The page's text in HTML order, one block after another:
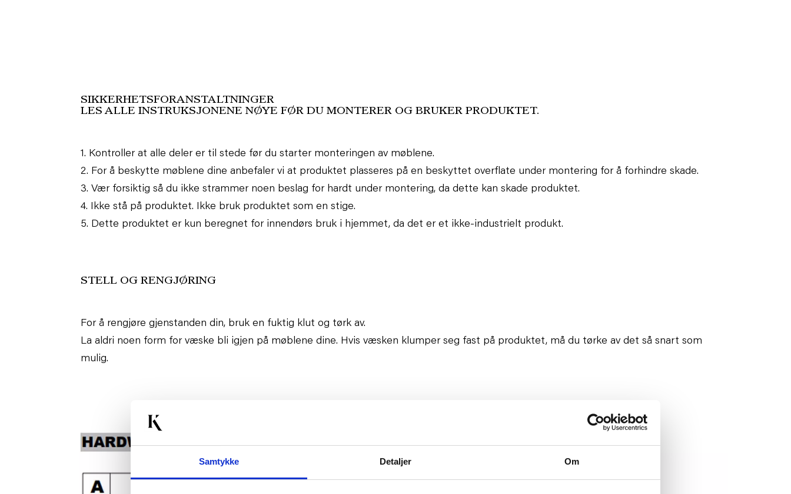
Samtykke Detaljer Om
SIKKERHETSFORANSTALTNINGER
LES ALLE INSTRUKSJONENE NØYE FØR DU MONTERER OG BRUKER PRODUKTET.
1. Kontroller at alle deler er til stede før du starter monteringen av møblene.
2. For å beskytte møblene dine anbefaler vi at produktet plasseres på en beskyttet overflate under montering for å forhindre skade.
3. Vær forsiktig så du ikke strammer noen beslag for hardt under montering, da dette kan skade produktet.
4. Ikke stå på produktet. Ikke bruk produktet som en stige.
5. Dette produktet er kun beregnet for innendørs bruk i hjemmet, da det er et ikke-industrielt produkt.
STELL OG RENGJØRING
For å rengjøre gjenstanden din, bruk en fuktig klut og tørk av.
La aldri noen form for væske bli igjen på møblene dine. Hvis væsken klumper seg fast på produktet, må du tørke av det så snart som
mulig.